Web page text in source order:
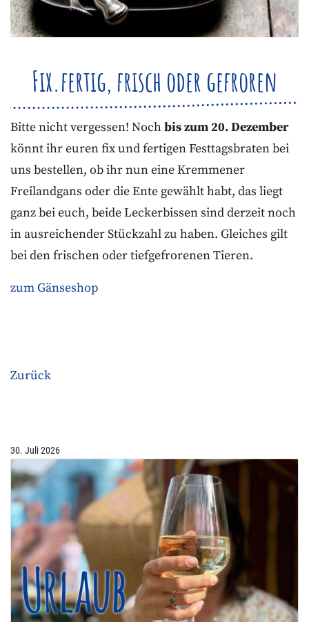
Fix.fertig, frisch oder gefroren
Bitte nicht vergessen! Nochbis zum 20. Dezember
könnt ihr euren fix und fertigen Festtagsbraten bei
uns bestellen, ob ihr nun eine Kremmener
Freilandgans oder die Ente gewählt habt, das liegt
ganz bei euch, beide Leckerbissen sind derzeit noch
in ausreichender Stückzahl zu haben. Gleiches gilt
bei den frischen oder tiefgefrorenen Tieren.
zum Gänseshop
Zurück
30. Juli 2026